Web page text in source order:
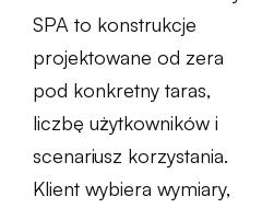
SPA to konstrukcje
projektowane od zera
pod konkretny taras,
liczbę użytkowników i
scenariusz korzystania.
Klient wybiera wymiary,